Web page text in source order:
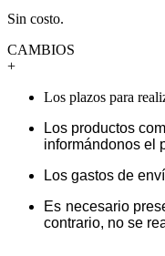
Sin costo.
CAMBIOS
+
Los plazos para
Los productos
informándonos el
Los gastos de
Es necesario
contrario, no se